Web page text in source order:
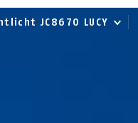
JC8670 LUCY